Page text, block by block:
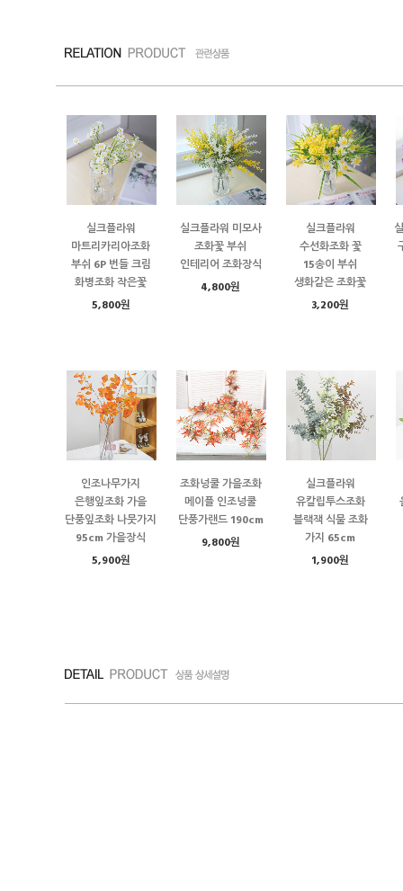
실크플라워
마트리카리아조화
부쉬 6P 번들 크림
화병조화 작은꽃
5,800원
실크플라워 미모사
조화꽃 부쉬
인테리어 조화장식
4,800원
실크플라워
수선화조화 꽃
15송이 부쉬
생화같은 조화꽃
3,200원
인조나무가지
은행잎조화 가을
단풍잎조화 나뭇가지
95cm 가을장식
5,900원
조화넝쿨 가을조화
메이플 인조넝쿨
단풍가랜드 190cm
9,800원
실크플라워
유칼립투스조화
블랙잭 식물 조화
가지 65cm
1,900원